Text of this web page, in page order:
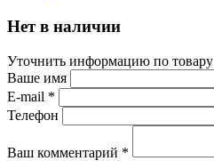
Нет в наличии
Уточнить информацию по товару
Ваше имя
E-mail *
Телефон
Ваш комментарий *